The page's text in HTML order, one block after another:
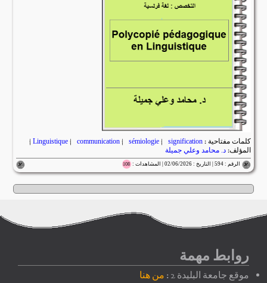
كلمات مفتاحية : Linguistique | communication | sémiologie | signification
|
المؤلف:د. محامد وعلي جميلة
الرقم : 594 | التاريخ : 02/06/2026 | المشاهدات : 108
روابط مهمة
موقع جامعة البليدة 2 : من هنا